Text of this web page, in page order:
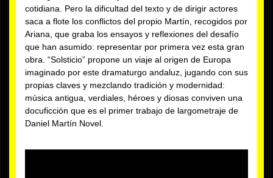
cotidiana. Pero la dificultad del texto y de dirigir actores
saca a flote los conflictos del propio Martín, recogidos por
Ariana, que graba los ensayos y reflexiones del desafío
que han asumido: representar por primera vez esta gran
obra. “Solsticio” propone un viaje al origen de Europa
imaginado por este dramaturgo andaluz, jugando con sus
propias claves y mezclando tradición y modernidad:
música antigua, verdiales, héroes y diosas conviven una
docuficción que es el primer trabajo de largometraje de
Daniel Martín Novel.